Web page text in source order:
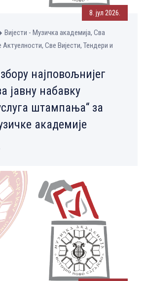
8. јул 2026.
Вијести - Музичка aкадемија, Сва
Све Вијести, Тендери и
најповољнијег
јавну набавку
штампања“ за
академије